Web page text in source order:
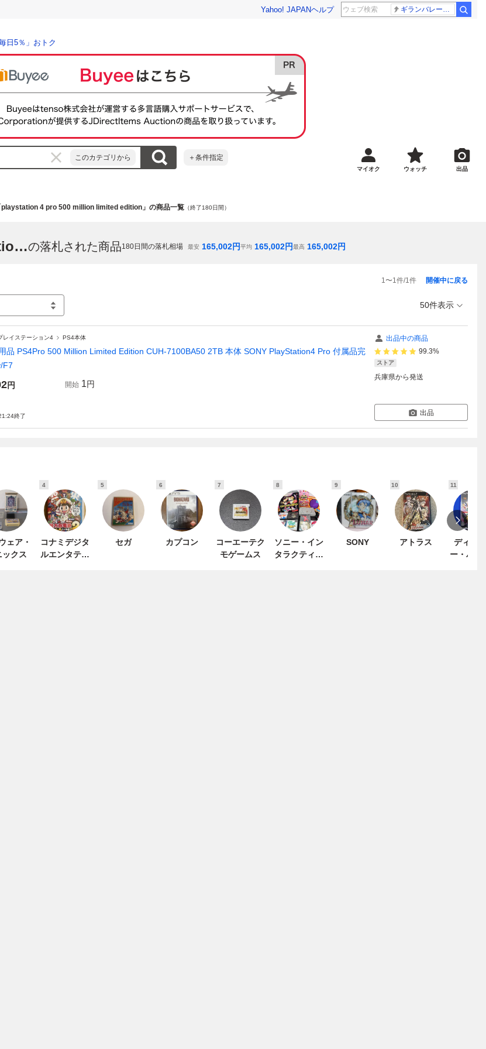
Yahoo! JAPANヘルプ ギランバレー症候群
日5％」おトク
このカテゴリから ＋条件指定
マイオク ウォッチ 出品
playstation 4 pro 500 million limited edition」の商品一覧 （終了180日間）
「playstation 4 pro 500 million limited edition」の落札された商品180日間の落札相場 最安 165,002円平均 165,002円最高 165,002円
1〜1件/1件 開催中に戻る
50件表示
レイステーション4 PS4本体
用品 PS4Pro 500 Million Limited Edition CUH-7100BA50 2TB 本体 SONY PlayStation4 Pro 付属品完
F7
円 開始 1円
終了
出品中の商品
99.3%
ストア
兵庫県から発送
出品
ェア・
ックス
4
コナミデジタ
ルエンタテイ
5
セガ
6
カプコン
7
コーエーテク
モゲームス
8
ソニー・イン
タラクティブ
9
SONY
10
アトラス
11
ディー
ー・パブ